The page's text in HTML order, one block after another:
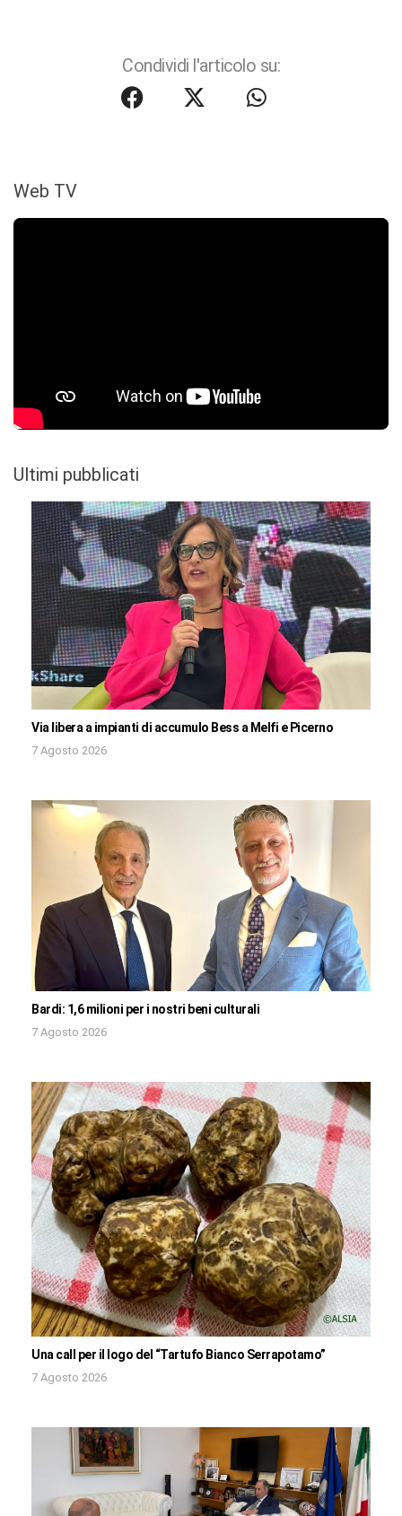
Condividi l'articolo su:
Web TV
Ultimi pubblicati
Via libera a impianti di accumulo Bess a Melfi e Picerno
7 Agosto 2026
Bardi: 1,6 milioni per i nostri beni culturali
7 Agosto 2026
Una call per il logo del “Tartufo Bianco Serrapotamo”
7 Agosto 2026